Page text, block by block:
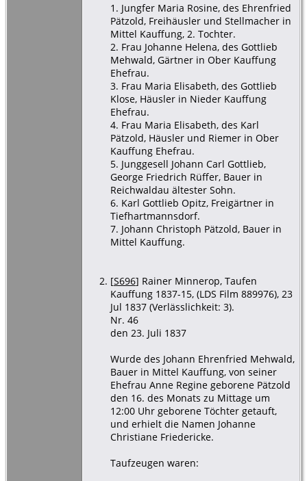
1. Jungfer Maria Rosine, des Ehrenfried
Pätzold, Freihäusler und Stellmacher in
Mittel Kauffung, 2. Tochter.
2. Frau Johanne Helena, des Gottlieb
Mehwald, Gärtner in Ober Kauffung
Ehefrau.
3. Frau Maria Elisabeth, des Gottlieb
Klose, Häusler in Nieder Kauffung
Ehefrau.
4. Frau Maria Elisabeth, des Karl
Pätzold, Häusler und Riemer in Ober
Kauffung Ehefrau.
5. Junggesell Johann Carl Gottlieb,
George Friedrich Rüffer, Bauer in
Reichwaldau ältester Sohn.
6. Karl Gottlieb Opitz, Freigärtner in
Tiefhartmannsdorf.
7. Johann Christoph Pätzold, Bauer in
Mittel Kauffung.
[S696] Rainer Minnerop, Taufen
Kauffung 1837-15, (LDS Film 889976), 23
Jul 1837 (Verlässlichkeit: 3).
Nr. 46
den 23. Juli 1837
Wurde des Johann Ehrenfried Mehwald,
Bauer in Mittel Kauffung, von seiner
Ehefrau Anne Regine geborene Pätzold
den 16. des Monats zu Mittage um
12:00 Uhr geborene Töchter getauft,
und erhielt die Namen Johanne
Christiane Friedericke.
Taufzeugen waren: